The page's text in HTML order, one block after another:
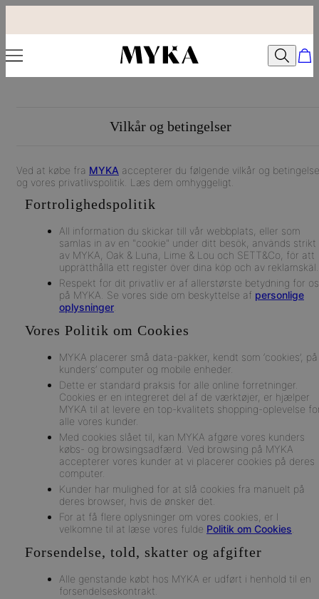
Vilkår og betingelser
Ved at købe fra MYKA accepterer du følgende vilkår og
og vores privatlivspolitik. Læs dem omhyggeligt.
Fortrolighedspolitik
All information du skickar till vår webbplats, eller som
samlas in av en "cookie" under ditt besök, används strikt
av MYKA, Oak & Luna, Lime & Lou och SETT&Co, för att
upprätthålla ett register över dina köp och av reklamskäl.
Respekt for dit privatliv er af allerstørste betydning for os
på MYKA. Se vores side om beskyttelse af personlige
oplysninger
Vores Politik om Cookies
MYKA placerer små data-pakker, kendt som ‘cookies’, på
kunders’ computer og mobile enheder.
Dette er standard praksis for alle online forretninger.
Cookies er en integreret del af de værktøjer, er hjælper
MYKA til at levere en top-kvalitets shopping-oplevelse
alle vores kunder.
Med cookies slået til, kan MYKA afgøre vores kunders
købs- og browsingsadfærd. Ved browsing på MYKA
accepterer vores kunder at vi placerer cookies på deres
computer.
Kunder har mulighed for at slå cookies fra manuelt på
deres browser, hvis de ønsker det.
For at få flere oplysninger om vores cookies, er I
velkomne til at læse vores fulde Politik om Cookies
Forsendelse, told, skatter og afgifter
Alle genstande købt hos MYKA er udført i henhold til en
forsendelseskontrakt.